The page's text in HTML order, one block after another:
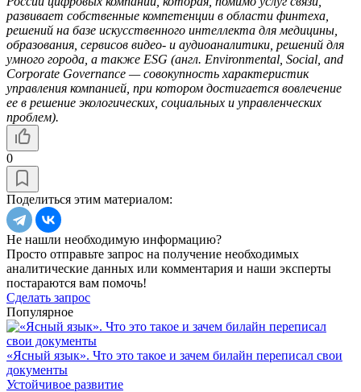
развивает собственные компетенции в области финтеха,
решений на базе искусственного интеллекта для медицины,
образования, сервисов видео- и аудиоаналитики, решений для
умного города, а также ESG (англ. Environmental, Social, and
Corporate Governance — совокупность характеристик
управления компанией, при котором достигается вовлечение
ее в решение экологических, социальных и управленческих
проблем).
0
Поделиться этим материалом:
Не нашли необходимую информацию?
Просто отправьте запрос на получение необходимых
аналитические данных или комментария и наши эксперты
постараются вам помочь!
Сделать запрос
Популярное
«Ясный язык». Что это такое и зачем билайн переписал свои
документы
Устойчивое развитие